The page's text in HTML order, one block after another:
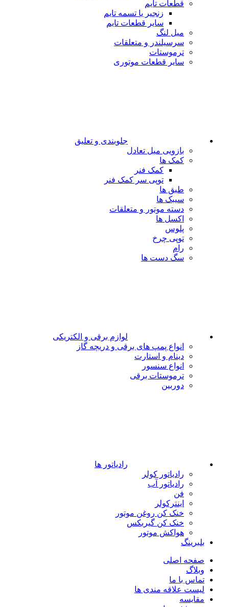
قطعات تایم
زنجیر یا تسمه تایم
سایر قطعات تایم
میل لنگ
سرسیلندر و متعلقات
ترموستات
سایر قطعات موتوری
جلوبندی و تعلیق
بازویی میل تعادل
کمک ها
کمک فنر
توپی سر کمک فنر
طبق ها
سیبک ها
دسته موتور و متعلقات
اکسل ها
پلوس
توپی چرخ
رام
سگ دست ها
لوازم برقی و الکتریکی
انواع پمپ های برقی و دریچه گاز
دینام و استارت
انواع سنسور
ترموستات برقی
دوربین
رادیاتور ها
رادیاتور کولر
رادیاتور آب
فن
اینترکولر
خنک کن روغن موتور
خنک کن گیربکس
هواکش موتور
بلبرینگ
صفحه اصلی
وبلاگ
تماس با ما
لیست علاقه مندی ها
مقایسه